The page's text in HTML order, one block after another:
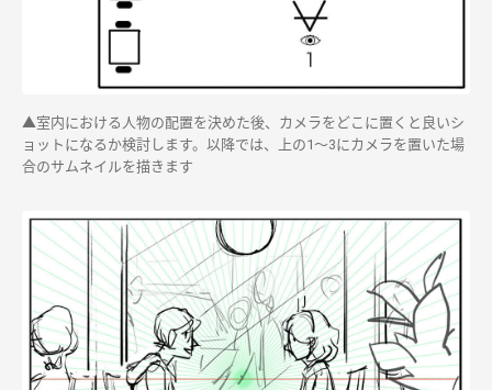
▲室内における人物の配置を決めた後、カメラをどこに置くと良いシ
ョットになるか検討します。以降では、上の1〜3にカメラを置いた場
合のサムネイルを描きます